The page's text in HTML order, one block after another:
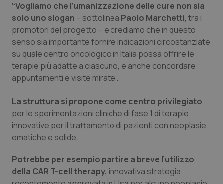
Oncologia & Nutrizione
Psoriasi & pelle
Quotidiano Cardiologia
Quotidiano Oncologia
Quotidiano Pediatria
Rene & patologie urogenitali
“Vogliamo che l’umanizzazione delle cure non sia
solo uno slogan – sottolinea Paolo Marchetti, tra i
promotori del progetto – e crediamo che in questo
senso sia importante fornire indicazioni circostanziate
su quale centro oncologico in Italia possa offrire le
terapie più adatte a ciascuno, e anche concordare
appuntamenti e visite mirate”.
La struttura si propone come centro privilegiato
per le sperimentazioni cliniche di fase 1 di terapie
innovative per il trattamento di pazienti con neoplasie
ematiche e solide.
Potrebbe per esempio partire a breve l’utilizzo
della CAR T-cell therapy, innovativa strategia